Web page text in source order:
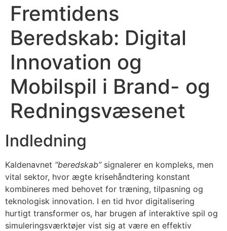
Fremtidens
Beredskab: Digital
Innovation og
Mobilspil i Brand- og
Redningsvæsenet
Indledning
Kaldenavnet “beredskab”signalerer en kompleks, men
vital sektor, hvor ægte krisehåndtering konstant
kombineres med behovet for træning, tilpasning og
teknologisk innovation. I en tid hvor digitalisering
hurtigt transformer os, har brugen af interaktive spil og
simuleringsværktøjer vist sig at være en effektiv